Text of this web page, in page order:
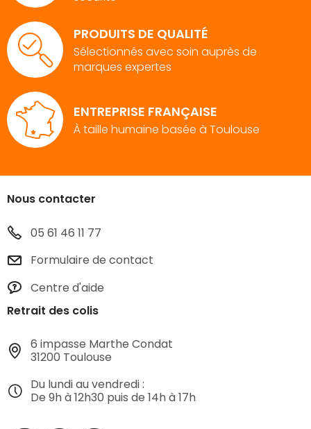
PRODUITS DE QUALITÉ
Sélectionnés avec soin auprès de
marques expertes
ENTREPRISE FRANÇAISE
À taille humaine basée à Toulouse
Nous contacter
05 61 46 11 77
Formulaire de contact
Centre d'aide
Retrait des colis
6 impasse Marthe Condat
31200 Toulouse
Du lundi au vendredi :
De 9h à 12h30 puis de 14h à 17h